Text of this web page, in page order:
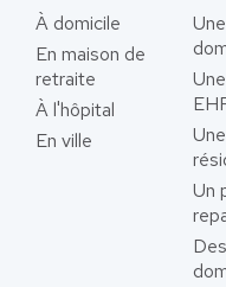
À domicile
En maison de
retraite
À l'hôpital
En ville
Un